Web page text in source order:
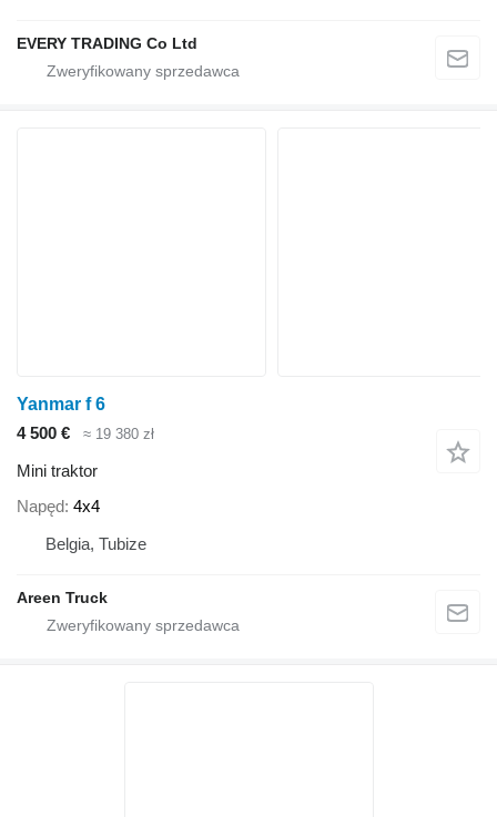
EVERY TRADING Co Ltd
Yanmar f 6
4 500 €
≈ 19 380 zł
Mini traktor
Napęd 4x4
Belgia, Tubize
Areen Truck